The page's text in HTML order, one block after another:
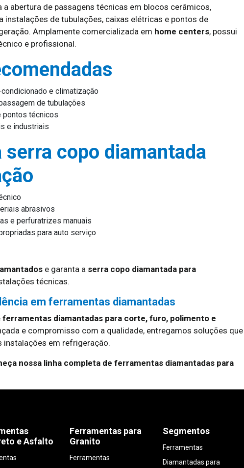
abertura de passagens técnicas em blocos cerâmicos,
instalações de tubulações, caixas elétricas e pontos de
Amplamente comercializada em home centers, possui
e profissional.
e climatização
de tubulações
pontos técnicos
e industriais
serra copo diamantada
abrasivos
e perfuratrizes manuais
para auto serviço
e garanta a serra copo diamantada para
técnicas.
em ferramentas diamantadas
ferramentas diamantadas para corte, furo, polimento e
e compromisso com a qualidade, entregamos soluções que
instalações em refrigeração.
nossa linha completa de ferramentas diamantadas para
e Asfalto
Ferramentas para
Granito
Ferramentas
Segmentos
Ferramentas
Diamantadas para